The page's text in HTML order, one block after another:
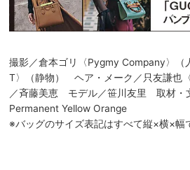
撮影／倉本ゴリ〈Pygmy Company〉（
T〉（静物） ヘア・メーク／只友謙也
／斉藤美恵 モデル／笹川友里 取材・
Permanent Yellow Orange
※バッグのサイズ表記はすべて縦×横×